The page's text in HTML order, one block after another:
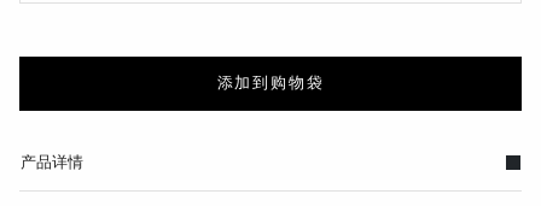
添加到购物袋
产品详情